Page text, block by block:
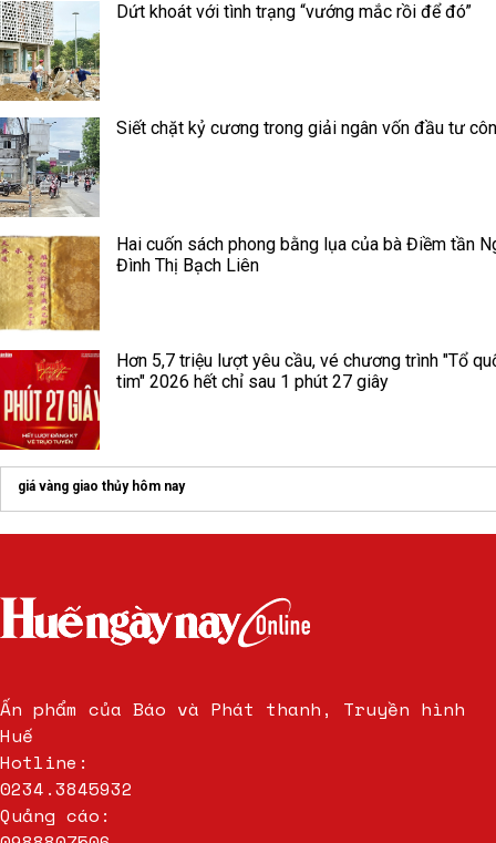
Dứt khoát với tình trạng “vướng mắc rồi để đó”
Siết chặt kỷ cương trong giải ngân vốn đầu tư
Hai cuốn sách phong bằng lụa của bà Điềm tần
Đình Thị Bạch Liên
Hơn 5,7 triệu lượt yêu cầu, vé chương trình "Tổ
tim" 2026 hết chỉ sau 1 phút 27 giây
giá vàng giao thủy hôm nay
Ấn phẩm của Báo và Phát thanh, Truyền hình
Huế
Hotline:
0234.3845932
Quảng cáo: